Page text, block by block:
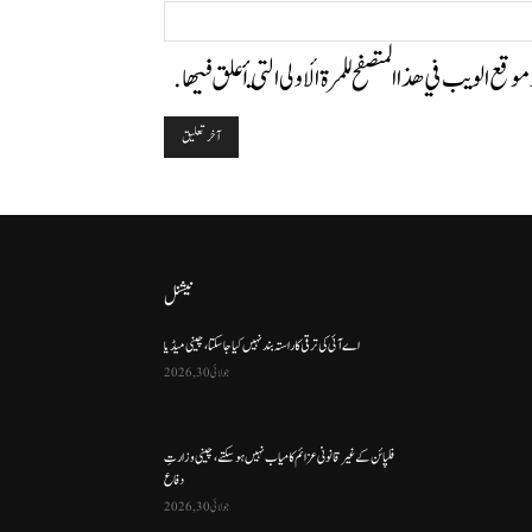
الموقع:
الويب في هذا المتصفح للمرة الأولى التي أعلق فيها.
نیشنل
اے آئی کی ترقی کا راستہ بند نہیں کیا جا سکتا، چینی میڈیا
جولائی 30, 2026
فلپائن کے غیر قانونی عزائم کامیاب نہیں ہو سکتے ، چینی وزارتِ
دفاع
جولائی 30, 2026